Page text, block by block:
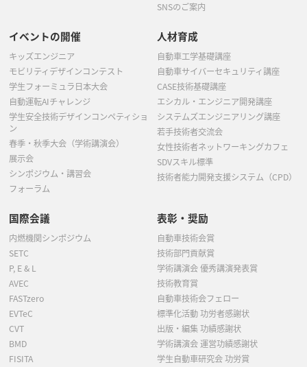
SNSのご案内
イベントの開催
キッズエンジニア
モビリティデザインコンテスト
学生フォーミュラ日本大会
自動運転AIチャレンジ
学生安全技術デザインコンペティショ
ン
春季・秋季大会（学術講演会）
展示会
シンポジウム・講習会
フォーラム
人材育成
自動車工学基礎講座
自動車サイバーセキュリティ講座
CASE技術基礎講座
エシカル・エンジニア開発講座
システムズエンジニアリング講座
若手技術者交流会
女性技術者ネットワーキングカフェ
SDVスキル標準
技術者能力開発支援システム（CPD）
国際会議
内燃機関シンポジウム
SETC
P, E & L
AVEC
FASTzero
EVTeC
CVT
BMD
FISITA
表彰・奨励
自動車技術会賞
技術部門貢献賞
学術講演会 優秀講演発表賞
技術教育賞
自動車技術会フェロー
標準化活動 功労者感謝状
出版・編集 功績感謝状
学術講演会 運営功績感謝状
学生自動車研究会 功労賞